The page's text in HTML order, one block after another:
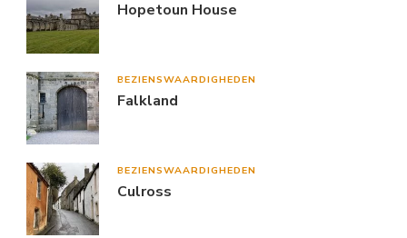
Hopetoun House
BEZIENSWAARDIGHEDEN
Falkland
BEZIENSWAARDIGHEDEN
Culross